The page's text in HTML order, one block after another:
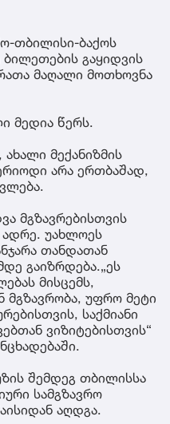
თბილისი-ბაქოს
გაყიდვის
მაღალი მოთხოვნა
მედია წერს.
მექანიზმის
არა ერთბაშად,
მგზავრებისთვის
უახლოეს
თანდათან
გაიზრდება.„ეს
მისცემს,
მგზავრობა, უფრო მეტი
საქმიანი
ვიზიტებისთვის“
შემდეგ თბილისსა
სამგზავრო
აღდგა.